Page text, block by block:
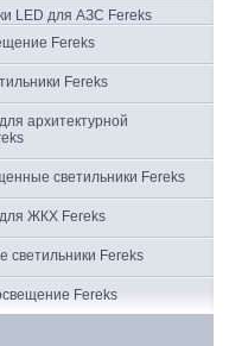
LED для АЗС Fereks
Fereks
Fereks
архитектурной
светильники Fereks
ЖКХ Fereks
светильники Fereks
Fereks